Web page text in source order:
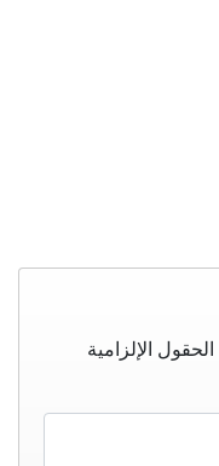
الحقول الإلزامية